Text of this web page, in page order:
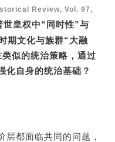
Review, Vol. 97,
世皇权中“同时性”与
期文化与族群“大融
似的统治策略，通过
化自身的统治基础？
层都面临共同的问题，